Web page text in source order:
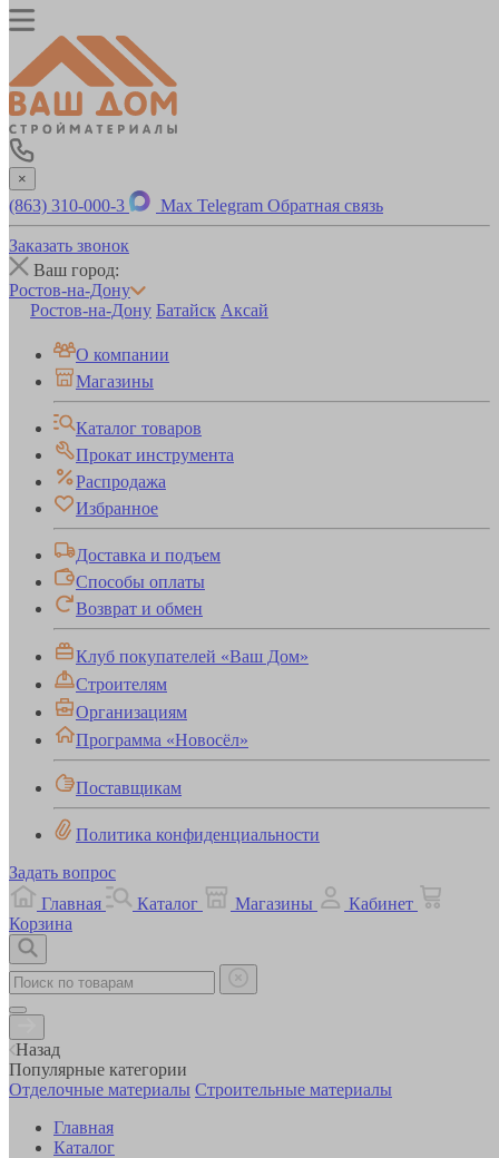
×
(863) 310-000-3 Max Telegram Обратная связь
Заказать звонок
Ваш город:
Ростов-на-Дону
Ростов-на-Дону Батайск Аксай
О компании
Магазины
Каталог товаров
Прокат инструмента
Распродажа
Избранное
Доставка и подъем
Способы оплаты
Возврат и обмен
Клуб покупателей «Ваш Дом»
Строителям
Организациям
Программа «Новосёл»
Поставщикам
Политика конфиденциальности
Задать вопрос
Главная
Каталог Магазины
Кабинет
Корзина
Назад
Популярные категории
Отделочные материалы Строительные материалы
Главная
Каталог